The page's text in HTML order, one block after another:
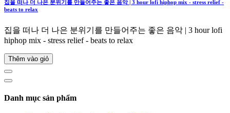
집을 떠나 더 나은 분위기를 만들어주는 좋은 음악 | 3 hour lofi hiphop mix - stress relief -
beats to relax
집을 떠나 더 나은 분위기를 만들어주는 좋은 음악 | 3 hour lofi
hiphop mix - stress relief - beats to relax
Thêm vào giỏ
Danh mục sản phẩm